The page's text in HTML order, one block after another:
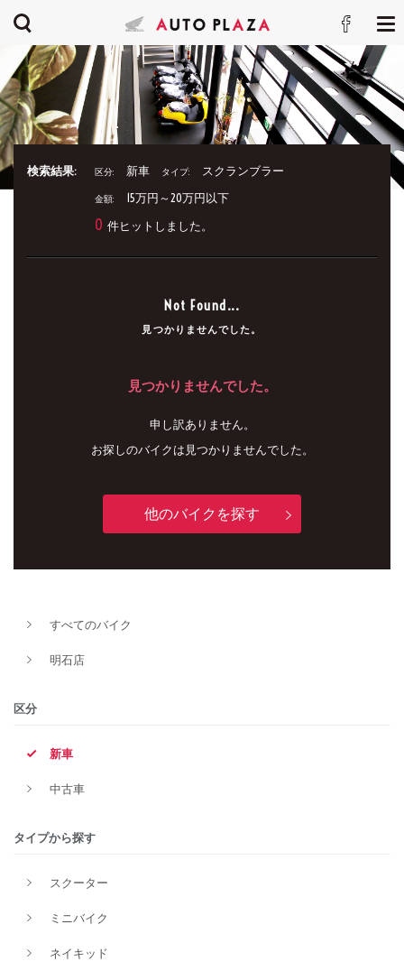
検索結果: 区分: 新車 タイプ: スクランブラー
金額: 15万円～20万円以下
0 件ヒットしました。
Not Found...
見つかりませんでした。
見つかりませんでした。
申し訳ありません。
お探しのバイクは見つかりませんでした。
他のバイクを探す
すべてのバイク
明石店
区分
新車
中古車
タイプから探す
スクーター
ミニバイク
ネイキッド
メーカー
価格